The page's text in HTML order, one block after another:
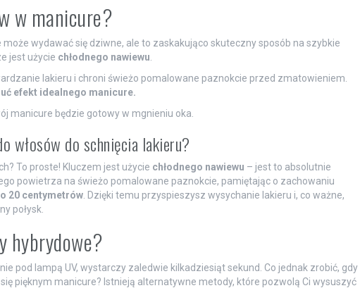
w manicure?
wydawać się dziwne, ale to zaskakująco skuteczny sposób na szybkie
jest użycie chłodnego nawiewu
lakieru i chroni świeżo pomalowane paznokcie przed zmatowieniem.
efekt idealnego manicure.
manicure będzie gotowy w mgnieniu oka.
włosów do schnięcia lakieru?
To proste! Kluczem jest użycie chłodnego nawiewu – jest to absolutnie
powietrza na świeżo pomalowane paznokcie, pamiętając o zachowaniu
20 centymetrów. Dzięki temu przyspieszysz wysychanie lakieru i, co ważne,
połysk.
hybrydowe?
pod lampą UV, wystarczy zaledwie kilkadziesiąt sekund. Co jednak zrobić, gdy
pięknym manicure? Istnieją alternatywne metody, które pozwolą Ci wysuszyć